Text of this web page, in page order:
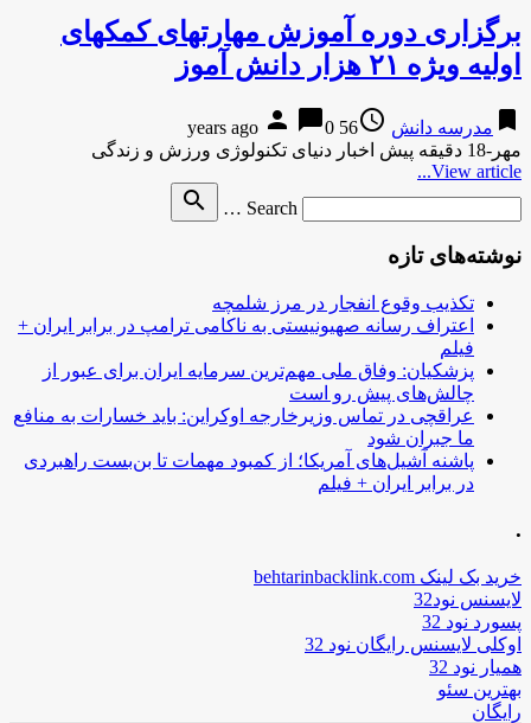
برگزاری دوره آموزش مهارتهای کمکهای
اولیه ویژه ۲۱ هزار دانش آموز
bookmark مدرسه دانش access_time
56 years ago
person chat_bubble0
مهر-18 دقیقه پیش اخبار دنیای تکنولوژی ورزش و زندگی
View article...
Search …
search
نوشته‌های تازه
تکذیب وقوع انفجار در مرز شلمچه
اعتراف رسانه صهیونیستی به ناکامی ترامپ در برابر ایران +
فیلم
پزشکیان: وفاق ملی مهم‌ترین سرمایه ایران برای عبور از
چالش‌های پیش رو است
عراقچی در تماس وزیرخارجه اوکراین: باید خسارات به منافع
ما جبران شود
پاشنه آشیل‌های آمریکا؛ از کمبود مهمات تا بن‌بست راهبردی
در برابر ایران + فیلم
.
خرید بک لینک behtarinbacklink.com
لایسنس نود32
پسورد نود 32
اوکلی لایسنس رایگان نود 32
همیار نود 32
بهترین سئو
رایگان